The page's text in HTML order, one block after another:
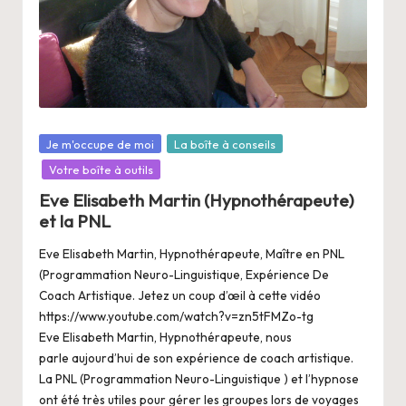
n
g
e
r
s
a
V
ie
Posté
dans
Je m'occupe de moi
La boîte à conseils
Votre boîte à outils
Eve Elisabeth Martin (Hypnothérapeute)
et la PNL
Eve Elisabeth Martin, Hypnothérapeute, Maître en PNL
(Programmation Neuro-Linguistique, Expérience De
Coach Artistique. Jetez un coup d’œil à cette vidéo
https://www.youtube.com/watch?v=zn5tFMZo-tg
Eve Elisabeth Martin, Hypnothérapeute, nous
parle aujourd’hui de son expérience de coach artistique.
La PNL (Programmation Neuro-Linguistique ) et l’hypnose
ont été très utiles pour gérer les groupes lors de voyages